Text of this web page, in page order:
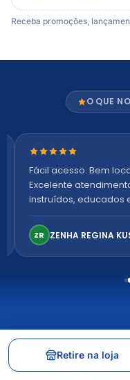
Receba promoções,
O QUE
Nota 5 de 5 estrelas
Fácil acesso. Bem
Excelente
instruídos, educados
confortável. Perfeito!
ZR ZENHA REGINA
INSTITUCIONAL
Nossas lojas e horários
Retire na loja